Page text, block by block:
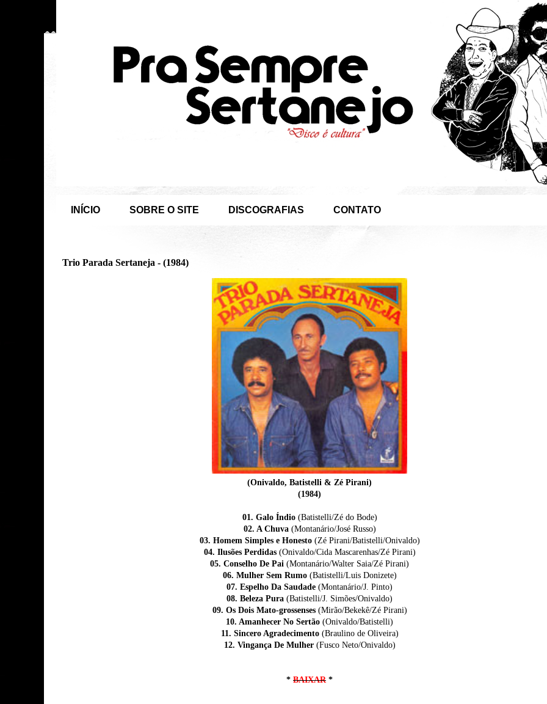
INÍCIO SOBRE O SITE DISCOGRAFIAS CONTATO
Trio Parada Sertaneja - (1984)
(Onivaldo, Batistelli & Zé Pirani)
(1984)
01. Galo Índio (Batistelli/Zé do Bode)
02. A Chuva (Montanário/José Russo)
03. Homem Simples e Honesto(Zé Pirani/Batistelli/Onivaldo)
04. Ilusões Perdidas (Onivaldo/Cida Mascarenhas/Zé Pirani)
05. Conselho De Pai (Montanário/Walter Saia/Zé Pirani)
06. Mulher Sem Rumo (Batistelli/Luis Donizete)
07. Espelho Da Saudade (Montanário/J. Pinto)
08. Beleza Pura (Batistelli/J. Simões/Onivaldo)
09. Os Dois Mato-grossenses (Mirão/Bekekê/Zé Pirani)
10. Amanhecer No Sertão (Onivaldo/Batistelli)
11. Sincero Agradecimento (Braulino de Oliveira)
12. Vingança De Mulher (Fusco Neto/Onivaldo)
* BAIXAR*